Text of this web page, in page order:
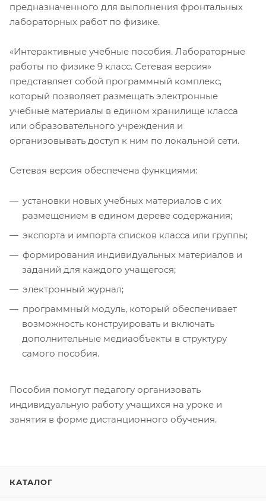
предназначенного для выполнения фронтальных
лабораторных работ по физике.
«Интерактивные учебные пособия. Лабораторные
работы по физике 9 класс. Сетевая версия»
представляет собой программный комплекс,
который позволяет размещать электронные
учебные материалы в едином хранилище класса
или образовательного учреждения и
организовывать доступ к ним по локальной сети.
Сетевая версия обеспечена функциями:
установки новых учебных материалов с их
размещением в едином дереве содержания;
экспорта и импорта списков класса или группы;
формирования индивидуальных материалов и
заданий для каждого учащегося;
электронный журнал;
программный модуль, который обеспечивает
возможность конструировать и включать
дополнительные медиаобъекты в структуру
самого пособия.
Пособия помогут педагогу организовать
индивидуальную работу учащихся на уроке и
занятия в форме дистанционного обучения.
КАТАЛОГ